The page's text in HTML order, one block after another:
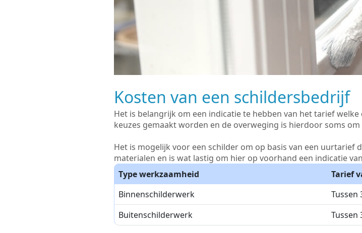
Kosten van een schildersbedrijf
Het is belangrijk om een indicatie te hebben van het tarief
keuzes gemaakt worden en de overweging is hierdoor soms
Het is mogelijk voor een schilder om op basis van een uurtarief
materialen en is wat lastig om hier op voorhand een indicatie
Type werkzaamheid
Tarief
Binnenschilderwerk
Tussen
Buitenschilderwerk
Tussen